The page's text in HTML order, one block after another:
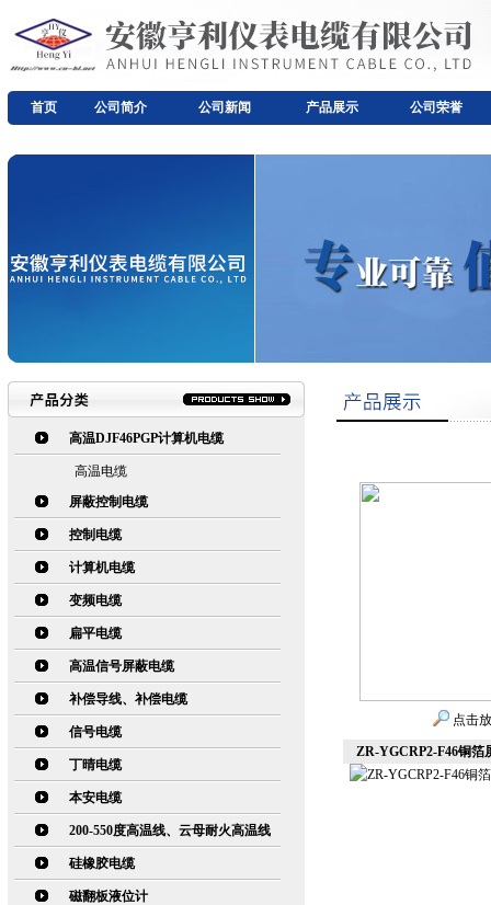
首页 公司简介 公司新闻 产品展示 公司荣誉
高温DJF46PGP计算机电缆
高温电缆
屏蔽控制电缆
控制电缆
计算机电缆
变频电缆
扁平电缆
高温信号屏蔽电缆
补偿导线、补偿电缆
信号电缆
丁晴电缆
本安电缆
200-550度高温线、云母耐火高温线
硅橡胶电缆
磁翻板液位计
点击
ZR-YGCRP2-F46铜箔